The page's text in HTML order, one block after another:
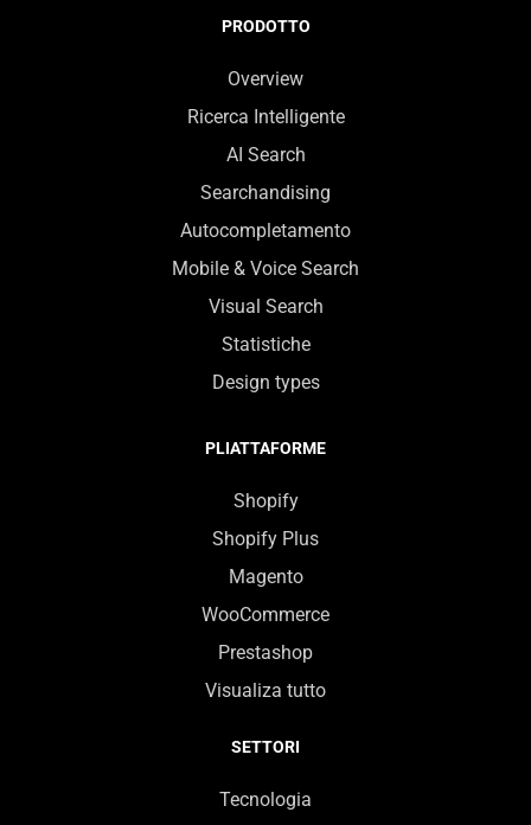
PRODOTTO
Overview
Ricerca Intelligente
AI Search
Searchandising
Autocompletamento
Mobile & Voice Search
Visual Search
Statistiche
Design types
PLIATTAFORME
Shopify
Shopify Plus
Magento
WooCommerce
Prestashop
Visualiza tutto
SETTORI
Tecnologia